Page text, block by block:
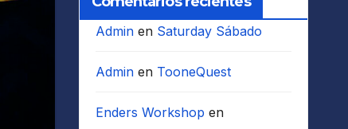
Adminen Saturday Sábado
Adminen TooneQuest
Enders Workshop en